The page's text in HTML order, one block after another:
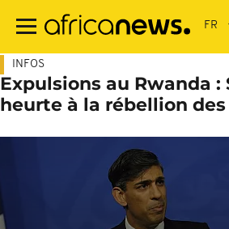
contenu
INFOS
Expulsions au Rwanda :
heurte à la rébellion des